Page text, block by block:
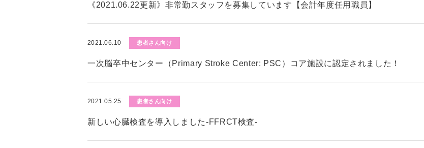
《2021.06.22更新》非常勤スタッフを募集しています【会計年度任用職員】
2021.06.10 患者さん向け
一次脳卒中センター（Primary Stroke Center: PSC）コア施設に認定されました！
2021.05.25 患者さん向け
新しい心臓検査を導入しました-FFRCT検査-